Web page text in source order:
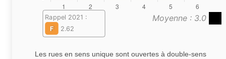
Moyenne : 3.0
Rappel 2021 :
F
2.62
Les rues en sens unique sont ouvertes à double-sens